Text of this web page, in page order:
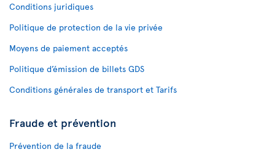
Conditions juridiques
Politique de protection de la vie privée
Moyens de paiement acceptés
Politique d’émission de billets GDS
Conditions générales de transport et Tarifs
Fraude et prévention
Prévention de la fraude